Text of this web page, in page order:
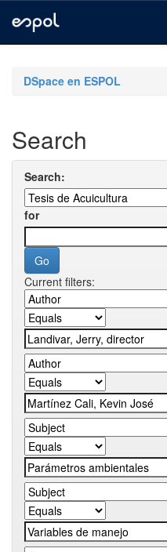
navigationDSpace en ESPOL
Search
Search:
for
Current filters: